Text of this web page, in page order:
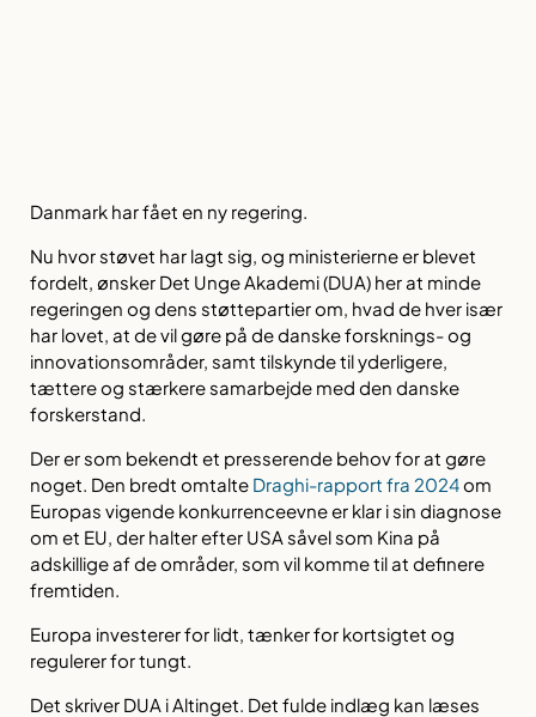
Danmark har fået en ny regering.
Nu hvor støvet har lagt sig, og ministerierne er blevet
fordelt, ønsker Det Unge Akademi (DUA) her at minde
regeringen og dens støttepartier om, hvad de hver især
har lovet, at de vil gøre på de danske forsknings- og
innovationsområder, samt tilskynde til yderligere,
tættere og stærkere samarbejde med den danske
forskerstand.
Der er som bekendt et presserende behov for at gøre
noget. Den bredt omtalte Draghi-rapport fra 2024om
Europas vigende konkurrenceevne er klar i sin diagnose
om et EU, der halter efter USA såvel som Kina på
adskillige af de områder, som vil komme til at definere
fremtiden.
Europa investerer for lidt, tænker for kortsigtet og
regulerer for tungt.
Det skriver DUA i Altinget. Det fulde indlæg kan læses